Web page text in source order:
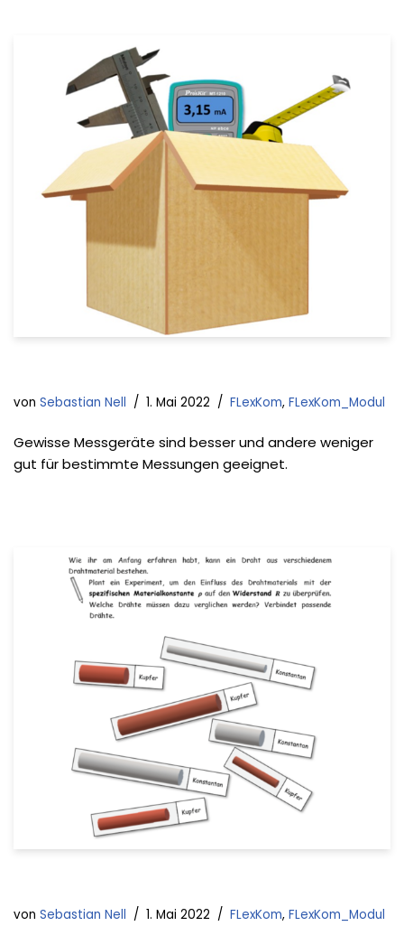
von Sebastian Nell 1. Mai 2022 FLexKom, FLexKom_Modul
Gewisse Messgeräte sind besser und andere weniger
gut für bestimmte Messungen geeignet.
von Sebastian Nell 1. Mai 2022 FLexKom, FLexKom_Modul